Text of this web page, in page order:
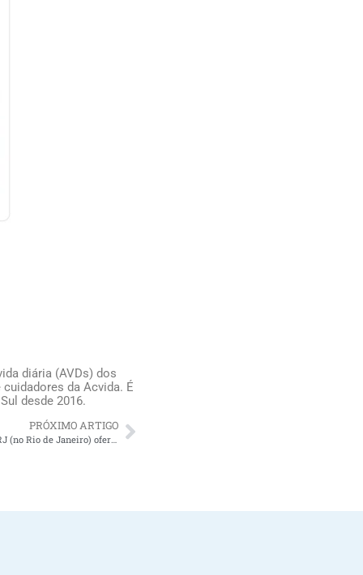
diária (AVDs) dos
da Acvida. É
desde 2016.
PRÓXIMO ARTIGO
Porque contratar um cuidador de idosos RJ (no Rio de Janeiro) oferece alívio para os familiares do idoso